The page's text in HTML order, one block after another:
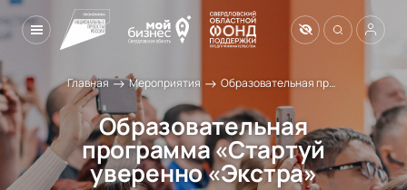
Главная→Мероприятия → Образовательная программа «Стартуй уверенно «Экстра»
Образовательная
программа «Стартуй
уверенно «Экстра»